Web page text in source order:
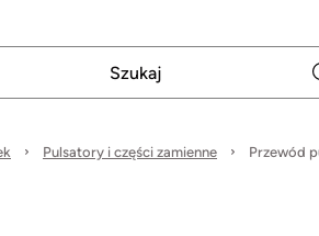
Pulsatory i części zamienne Przewód